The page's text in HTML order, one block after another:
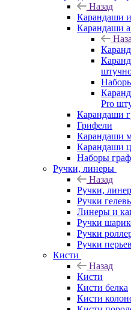
Назад
Карандаши
Карандаши
Pro
Карандаши
Грифели
Карандаши
Карандаши
Наборы
Ручки, линеры
Назад
Ручки,
Ручки
Линеры и
Ручки
Ручки
Ручки
Кисти
Назад
Кисти
Кисти белка
Кисти